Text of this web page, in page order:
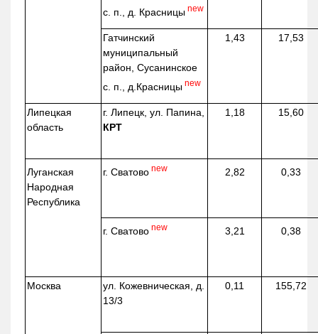
с. п., д. Красницы new
Гатчинский
муниципальный
район, Сусанинское
с. п., д.Красницы new
1,43 17,53
Липецкая
область
г. Липецк, ул. Папина,
КРТ
1,18 15,60
Луганская
Народная
Республика
г. Сватово new 2,82 0,33
г. Сватово new 3,21 0,38
Москва ул. Кожевническая, д.
13/3
0,11 155,72